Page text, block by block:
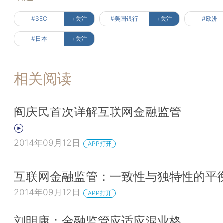
#SEC +关注 #美国银行 +关注 #欧洲
#日本 +关注
相关阅读
阎庆民首次详解互联网金融监管
2014年09月12日 APP打开
互联网金融监管：一致性与独特性的平
2014年09月12日 APP打开